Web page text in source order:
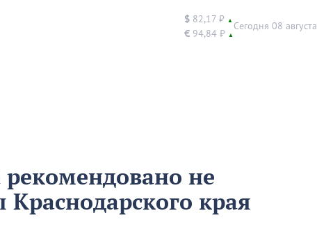
$ 82,17 ₽ ▲
€ 94,84 ₽ ▲
Сегодня 08 августа
рекомендовано не
края